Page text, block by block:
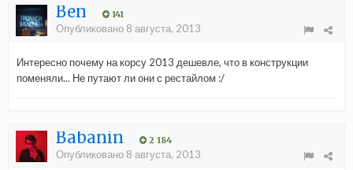
Ben 141
Опубликовано 8 августа, 2013
Интересно почему на корсу 2013 дешевле, что в конструкции
поменяли... Не путают ли они с рестайлом :/
Babanin 2 184
Опубликовано 8 августа, 2013